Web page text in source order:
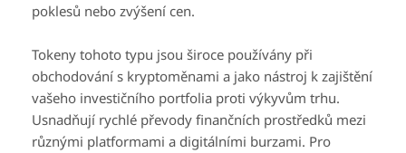
poklesů nebo zvýšení cen.
Tokeny tohoto typu jsou široce používány při
obchodování s kryptoměnami a jako nástroj k zajištění
vašeho investičního portfolia proti výkyvům trhu.
Usnadňují rychlé převody finančních prostředků mezi
různými platformami a digitálními burzami. Pro